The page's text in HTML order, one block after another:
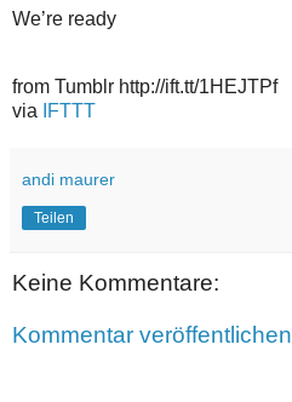
We’re ready
from Tumblr http://ift.tt/1HEJTPf
via
IFTTT
andi maurer
Teilen
Keine Kommentare:
Kommentar veröffentlichen